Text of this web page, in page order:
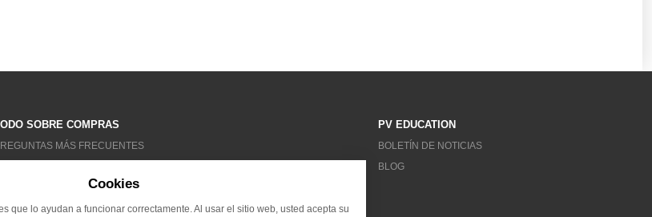
SOBRE COMPRAS
MÁS FRECUENTES
TRATAMIENTO DE DATOS
PV EDUCATION
BOLETÍN DE NOTICIAS
BLOG
Cookies
que lo ayudan a funcionar correctamente. Al usar el sitio web, usted acepta su